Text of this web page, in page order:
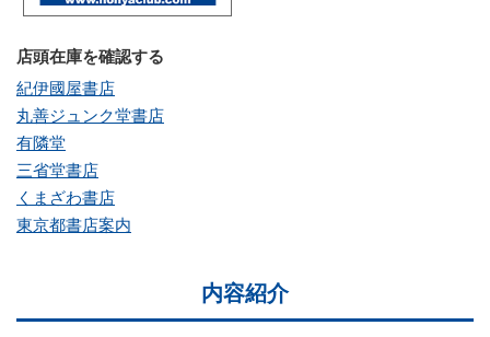
店頭在庫を確認する
紀伊國屋書店
丸善ジュンク堂書店
有隣堂
三省堂書店
くまざわ書店
東京都書店案内
内容紹介